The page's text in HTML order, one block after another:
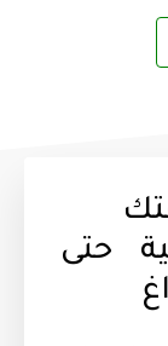
حتى